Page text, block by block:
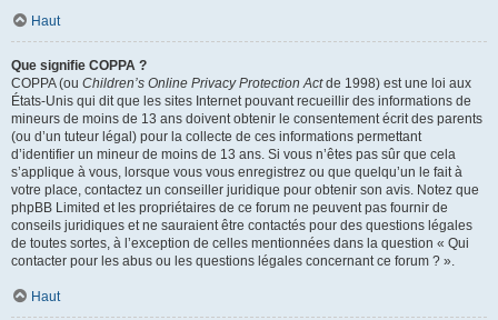
Haut
Que signifie COPPA ?
COPPA (ou Children’s Online Privacy Protection Actde 1998) est une loi aux
États-Unis qui dit que les sites Internet pouvant recueillir des informations de
mineurs de moins de 13 ans doivent obtenir le consentement écrit des parents
(ou d’un tuteur légal) pour la collecte de ces informations permettant
d’identifier un mineur de moins de 13 ans. Si vous n’êtes pas sûr que cela
s’applique à vous, lorsque vous vous enregistrez ou que quelqu’un le fait à
votre place, contactez un conseiller juridique pour obtenir son avis. Notez que
phpBB Limited et les propriétaires de ce forum ne peuvent pas fournir de
conseils juridiques et ne sauraient être contactés pour des questions légales
de toutes sortes, à l’exception de celles mentionnées dans la question « Qui
contacter pour les abus ou les questions légales concernant ce forum ? ».
Haut